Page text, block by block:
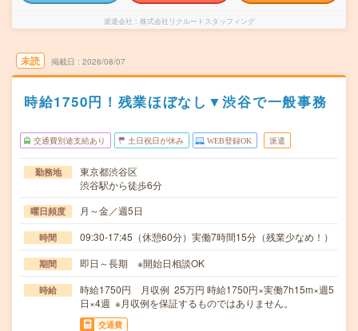
派遣会社 株式会社リクルートスタッフィング
未読 掲載日 2026/08/07
時給1750円！残業ほぼなし▼渋谷で一般事務
交通費別途支給あり 土日祝日が休み WEB登録OK 派遣
勤務地
東京都渋谷区
渋谷駅から徒歩6分
曜日頻度 月～金／週5日
時間 09:30-17:45（休憩60分）実働7時間15分（残業少なめ！）
期間 即日～長期 ※開始日相談OK
時給
時給1750円 月収例 25万円 時給1750円×実働7h15m×週5
日×4週 ※月収例を保証するものではありません。
交通費